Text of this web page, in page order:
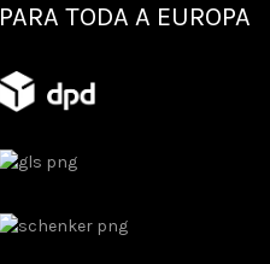
PARA TODA A EUROPA